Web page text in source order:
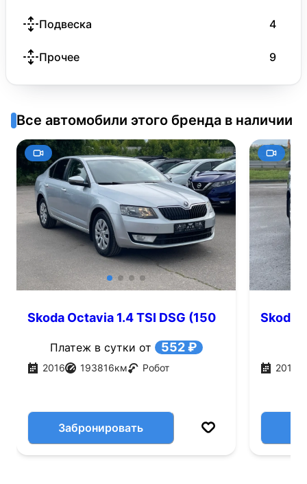
Подвеска 4
Прочее 9
Все автомобили этого бренда в наличии
Skoda Octavia 1.4 TSI DSG (150
Платеж в сутки от 552 ₽
2016 193816км Робот
Забронировать
Skoda
2017